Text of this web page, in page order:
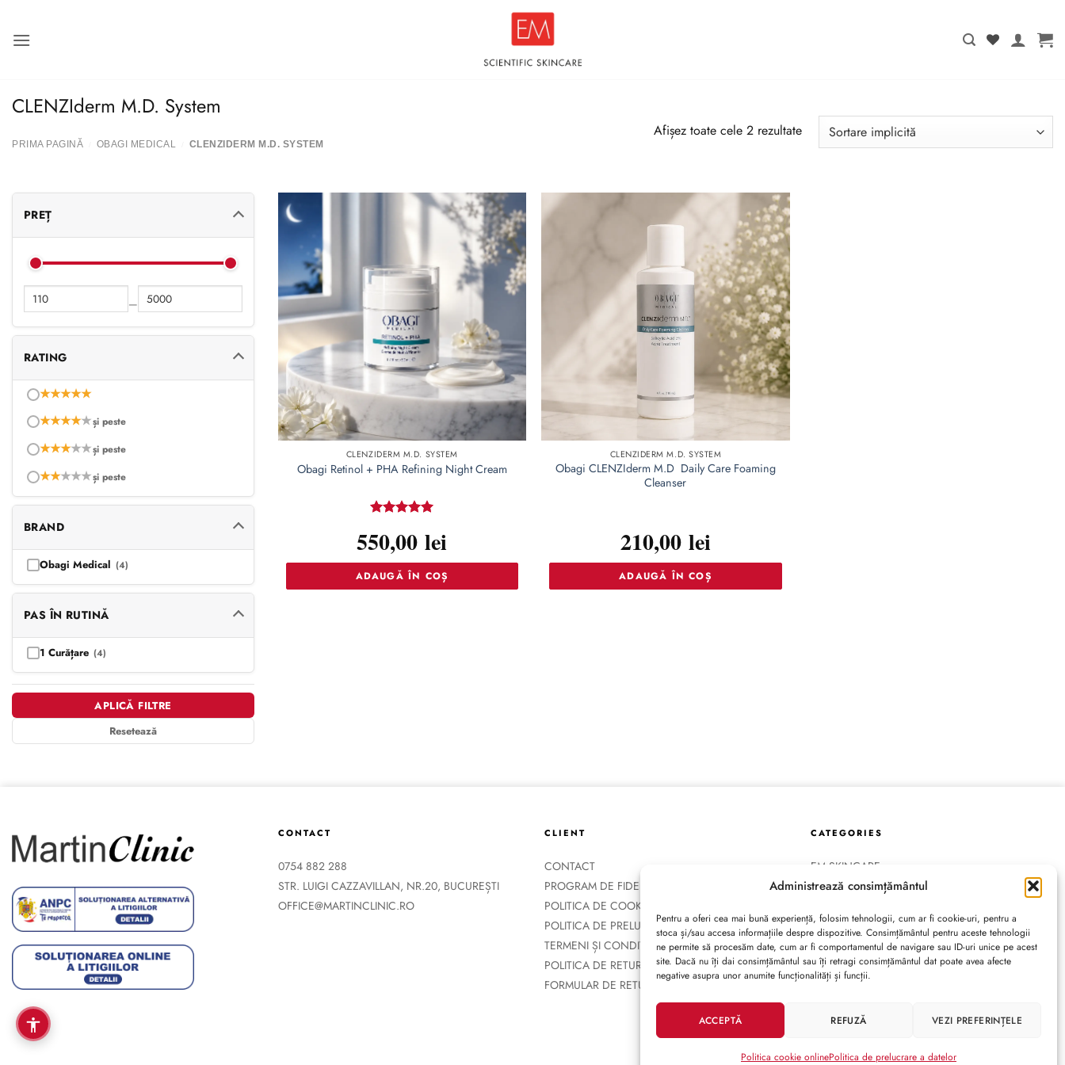
Administrează consimțământul
Pentru a oferi cea mai bună experiență, folosim tehnologii, cum ar fi cookie-uri, pentru a
stoca și/sau accesa informațiile despre dispozitive. Consimțământul pentru aceste tehnologii
ne permite să procesăm date, cum ar fi comportamentul de navigare sau ID-uri unice pe acest
site. Dacă nu îți dai consimțământul sau îți retragi consimțământul dat poate avea afecte
negative asupra unor anumite funcționalități și funcții.
ACCEPTĂ REFUZĂ VEZI PREFERINȚELE
Politica cookie onlinePolitica de prelucrare a datelor
conținut
CLENZIderm M.D. System
PRIMA PAGINĂ OBAGI MEDICAL CLENZIDERM M.D. SYSTEM
Afișez toate cele 2 rezultate
PREȚ
—
RATING
★★★★★
★★★★★și peste
★★★★★și peste
★★★★★și peste
BRAND
Obagi Medical (4)
PAS ÎN RUTINĂ
1 Curățare (4)
APLICĂ FILTRE
Resetează
Adaugă
la lista
dorințe
CLENZIDERM M.D. SYSTEM
Obagi Retinol + PHA Refining Night Cream
5din 5
550,00lei
ADAUGĂ ÎN COȘ
Adaugă
la lista
de
dorințe
CLENZIDERM M.D. SYSTEM
Obagi CLENZIderm M.D Daily Care Foaming
Cleanser
210,00 lei
ADAUGĂ ÎN COȘ
CONTACT
0754 882 288
STR. LUIGI CAZZAVILLAN, NR.20, BUCUREȘTI
OFFICE@MARTINCLINIC.RO
CLIENT
CONTACT
PROGRAM DE FIDELIZARE
POLITICA DE COOKIES
POLITICA DE PRELUCRARE A DATELOR
TERMENI ȘI CONDIȚII
POLITICA DE RETUR
FORMULAR DE RETUR
CATEGORIES
EM SKINCARE
HAIRCARE
EM ACCESSORIES
COLORESCIENCE
OBAGI MEDICAL